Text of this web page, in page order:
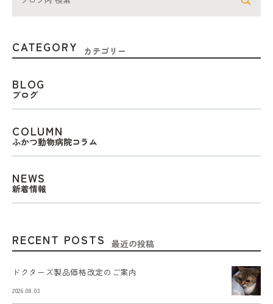
CATEGORY カテゴリー
BLOG
ブログ
COLUMN
ふかつ動物病院コラム
NEWS
新着情報
RECENT POSTS 最近の投稿
ドクターズ製品価格改定のご案内
2026.08.03